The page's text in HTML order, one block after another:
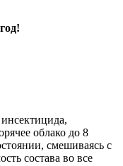
облако до 8
смешиваясь с
состава во все